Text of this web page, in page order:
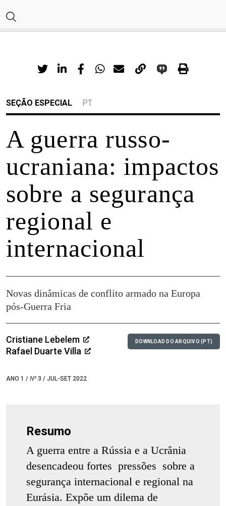
SEÇÃO ESPECIAL PT
A guerra russo-
ucraniana: impactos
sobre a segurança
regional e
internacional
Novas dinâmicas de conflito armado na Europa
pós-Guerra Fria
Cristiane Lebelem
Rafael Duarte Villa
ANO 1 / Nº 3 / JUL-SET 2022
DOWNLOAD DO ARQUIVO (PT)
Resumo
A guerra entre a Rússia e a Ucrânia
desencadeou fortes pressões sobre a
segurança internacional e regional na
Eurásia. Expõe um dilema de